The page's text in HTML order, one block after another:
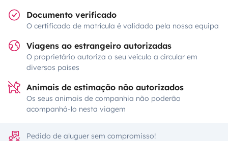
Documento verificado
O certificado de matrícula é validado pela nossa equipa
Viagens ao estrangeiro autorizadas
O proprietário autoriza o seu veículo a circular em
diversos países
Animais de estimação não autorizados
Os seus animais de companhia não poderão
acompanhá-lo nesta viagem
Pedido de aluguer sem compromisso!